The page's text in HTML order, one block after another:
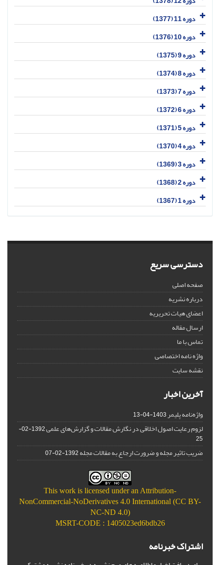
دوره 11 (1377)
دوره 10 (1376)
دوره 9 (1375)
دوره 8 (1374)
دوره 7 (1373)
دوره 6 (1372)
دوره 5 (1371)
دوره 4 (1370)
دوره 3 (1369)
دوره 2 (1368)
دوره 1 (1367)
دسترسی سریع
صفحه اصلی
درباره نشریه
اعضای هیات تحریریه
ارسال مقاله
تماس با ما
واژه نامه اختصاصی
نقشه سایت
آخرین اخبار
واژه‌نامه پلیمر1403-04-13
لزوم رعایت اصول اخلاقی در نگارش مقالات و گزارش‌‌های علمی
1392-02-
25
ضریب تاثیر مجله و ضرورت ارجاع به مقالات مجله1392-02-07
This work is licensed under an Attribution-
NonCommercial-NoDerivatives 4.0 International (CC BY-
NC-ND 4.0)
MSRT-CODE : 1405023ed6bdb26
اشتراک خبرنامه